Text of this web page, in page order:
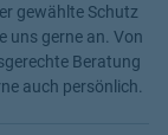
gewählte Schutz
uns gerne an. Von
Beratung
auch persönlich.